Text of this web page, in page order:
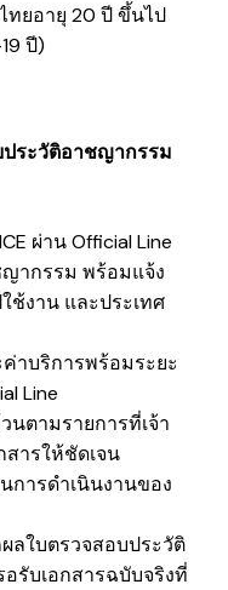
ทยอายุ 20 ปี ขึ้นไป
ปี)
ระวัติอาชญากรรม
ผ่าน Official Line
ากรรม พร้อมแจ้ง
ช้งาน และประเทศ
ค่าบริการพร้อมระยะ
Line
นตามรายการที่เจ้า
ารให้ชัดเจน
การดำเนินงานของ
ลใบตรวจสอบประวัติ
รับเอกสารฉบับจริงที่